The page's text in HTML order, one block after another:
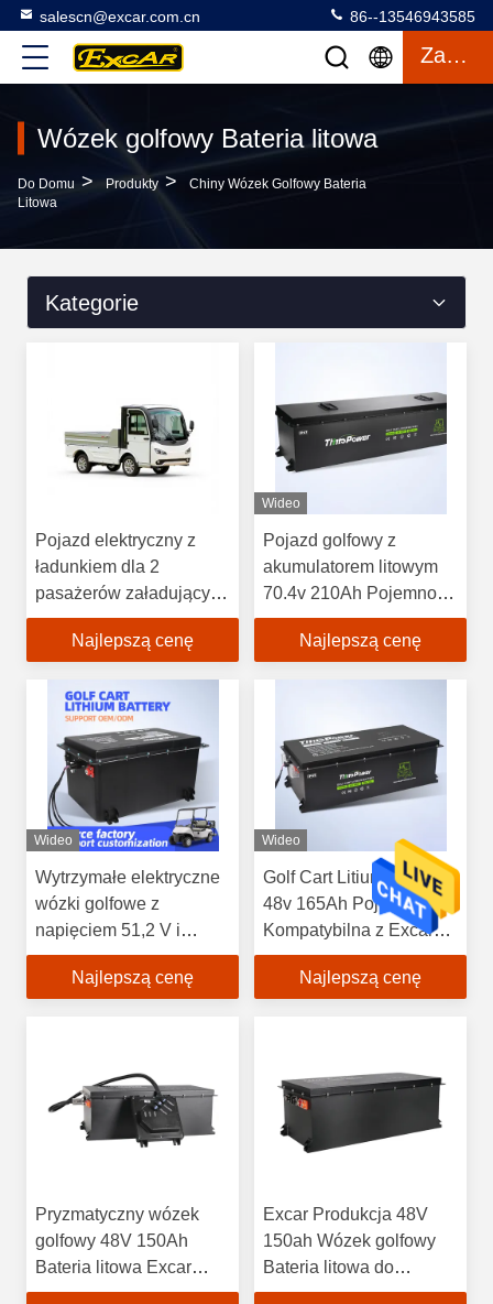
salescn@excar.com.cn 86--13546943585
Zacytować
Wózek golfowy Bateria litowa
Do Domu > Produkty >
Chiny Wózek Golfowy Bateria
Litowa
Kategorie
Pojazd elektryczny z
ładunkiem dla 2
pasażerów załadujący
towary
Najlepszą cenę
Wideo
Pojazd golfowy z
akumulatorem litowym
70.4v 210Ah Pojemność
przeznaczona do
pojazdu widzenia,
Najlepszą cenę
Wideo
Wytrzymałe elektryczne
wózki golfowe z
napięciem 51,2 V i
pojemnością 105 Ah
Najlepszą cenę
Wideo
Golf Cart Litium Bateria
48v 165Ah Pojemność
Kompatybilna z Excar
Modele dla mocy
Najlepszą cenę
Pryzmatyczny wózek
golfowy 48V 150Ah
Bateria litowa Excar
Produkcja
Excar Produkcja 48V
150ah Wózek golfowy
Bateria litowa do
pojazdów użytkowych